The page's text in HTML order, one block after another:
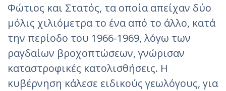
Φώτιος και Στατός, τα οποία απείχαν δύο
μόλις χιλιόμετρα το ένα από το άλλο, κατά
την περίοδο του 1966-1969, λόγω των
ραγδαίων βροχοπτώσεων, γνώρισαν
καταστροφικές κατολισθήσεις. Η
κυβέρνηση κάλεσε ειδικούς γεωλόγους, για